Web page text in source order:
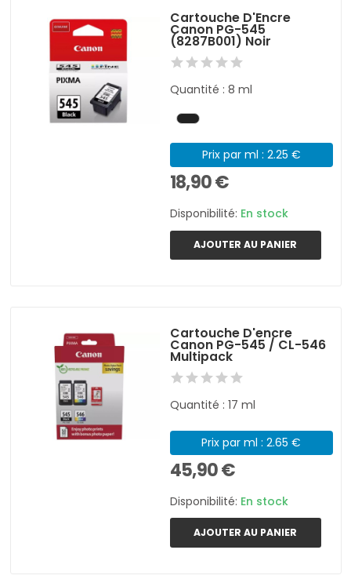
Cartouche D'Encre
Canon PG-545
(8287B001) Noir
Quantité : 8 ml
Prix par ml : 2.25 €
18,90 €
Disponibilité: En stock
AJOUTER AU PANIER
Cartouche D'encre
Canon PG-545 / CL-546
Multipack
Quantité : 17 ml
Prix par ml : 2.65 €
45,90 €
Disponibilité: En stock
AJOUTER AU PANIER